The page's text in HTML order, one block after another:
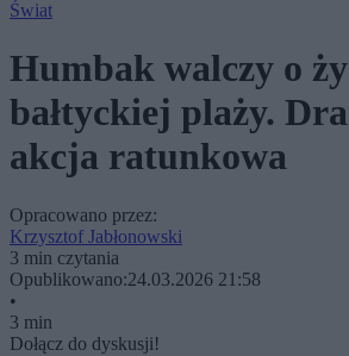
Świat
Humbak walczy o
bałtyckiej plaży.
akcja ratunkowa
Opracowano przez:
Krzysztof Jabłonowski
3 min czytania
Opublikowano:24.03.2026 21:58
•
3 min
Dołącz do dyskusji!